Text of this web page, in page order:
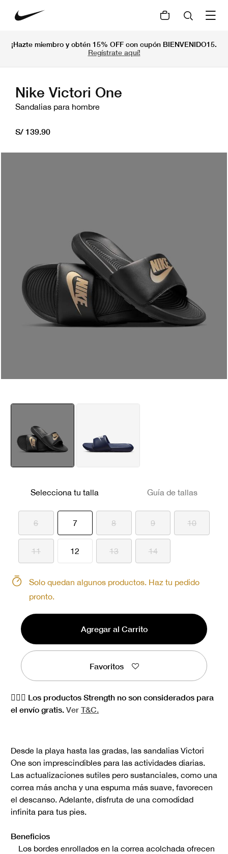
¡Hazte miembro y obtén 15% OFF con cupón BIENVENIDO15.
Regístrate aquí!
Nike Victori One
Sandalias para hombre
S/ 139.90
Selecciona tu talla Guía de tallas
6 7seleccionado
8 9 10
11 12 13 14
Solo quedan algunos productos. Haz tu pedido
pronto.
Agregar al Carrito
Favoritos
🏋🏻‍♀️ Los productos Strength no son considerados para
el envío gratis. Ver T&C.
Desde la playa hasta las gradas, las sandalias Victori
One son imprescindibles para las actividades diarias.
Las actualizaciones sutiles pero sustanciales, como una
correa más ancha y una espuma más suave, favorecen
el descanso. Adelante, disfruta de una comodidad
infinita para tus pies.
Beneficios
Los bordes enrollados en la correa acolchada ofrecen